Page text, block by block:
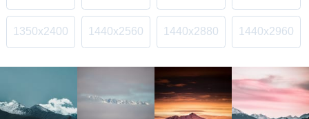
1350x2400 1440x2560 1440x2880 1440x2960